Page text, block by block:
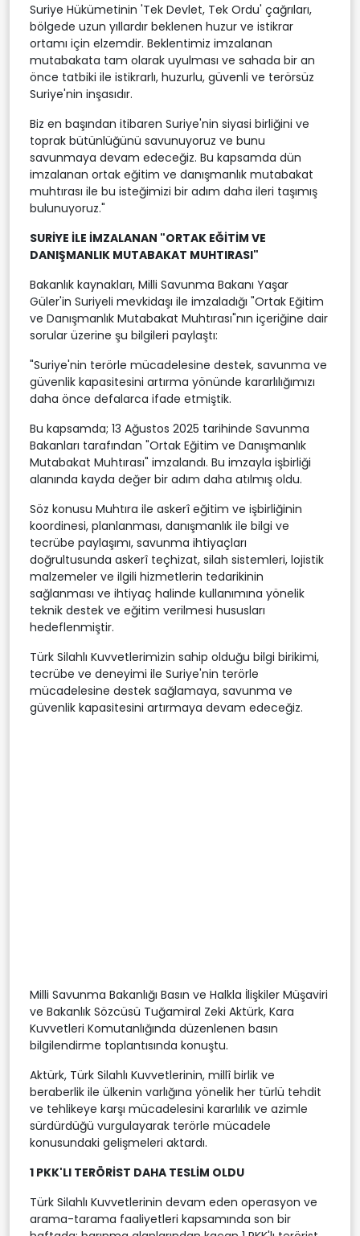
Suriye Hükümetinin 'Tek Devlet, Tek Ordu' çağrıları,
bölgede uzun yıllardır beklenen huzur ve istikrar
ortamı için elzemdir. Beklentimiz imzalanan
mutabakata tam olarak uyulması ve sahada bir an
önce tatbiki ile istikrarlı, huzurlu, güvenli ve terörsüz
Suriye'nin inşasıdır.
Biz en başından itibaren Suriye'nin siyasi birliğini ve
toprak bütünlüğünü savunuyoruz ve bunu
savunmaya devam edeceğiz. Bu kapsamda dün
imzalanan ortak eğitim ve danışmanlık mutabakat
muhtırası ile bu isteğimizi bir adım daha ileri taşımış
bulunuyoruz."
SURİYE İLE İMZALANAN "ORTAK EĞİTİM VE
DANIŞMANLIK MUTABAKAT MUHTIRASI"
Bakanlık kaynakları, Milli Savunma Bakanı Yaşar
Güler'in Suriyeli mevkidaşı ile imzaladığı "Ortak Eğitim
ve Danışmanlık Mutabakat Muhtırası"nın içeriğine dair
sorular üzerine şu bilgileri paylaştı:
"Suriye'nin terörle mücadelesine destek, savunma ve
güvenlik kapasitesini artırma yönünde kararlılığımızı
daha önce defalarca ifade etmiştik.
Bu kapsamda; 13 Ağustos 2025 tarihinde Savunma
Bakanları tarafından "Ortak Eğitim ve Danışmanlık
Mutabakat Muhtırası" imzalandı. Bu imzayla işbirliği
alanında kayda değer bir adım daha atılmış oldu.
Söz konusu Muhtıra ile askerî eğitim ve işbirliğinin
koordinesi, planlanması, danışmanlık ile bilgi ve
tecrübe paylaşımı, savunma ihtiyaçları
doğrultusunda askerî teçhizat, silah sistemleri, lojistik
malzemeler ve ilgili hizmetlerin tedarikinin
sağlanması ve ihtiyaç halinde kullanımına yönelik
teknik destek ve eğitim verilmesi hususları
hedeflenmiştir.
Türk Silahlı Kuvvetlerimizin sahip olduğu bilgi birikimi,
tecrübe ve deneyimi ile Suriye'nin terörle
mücadelesine destek sağlamaya, savunma ve
güvenlik kapasitesini artırmaya devam edeceğiz.
Milli Savunma Bakanlığı Basın ve Halkla İlişkiler Müşaviri
ve Bakanlık Sözcüsü Tuğamiral Zeki Aktürk, Kara
Kuvvetleri Komutanlığında düzenlenen basın
bilgilendirme toplantısında konuştu.
Aktürk, Türk Silahlı Kuvvetlerinin, millî birlik ve
beraberlik ile ülkenin varlığına yönelik her türlü tehdit
ve tehlikeye karşı mücadelesini kararlılık ve azimle
sürdürdüğü vurgulayarak terörle mücadele
konusundaki gelişmeleri aktardı.
1 PKK'LI TERÖRİST DAHA TESLİM OLDU
Türk Silahlı Kuvvetlerinin devam eden operasyon ve
arama-tarama faaliyetleri kapsamında son bir